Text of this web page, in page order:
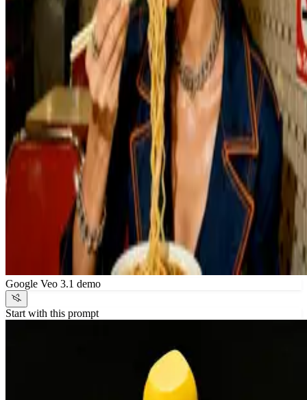
Google Veo 3.1 demo
Start with this prompt